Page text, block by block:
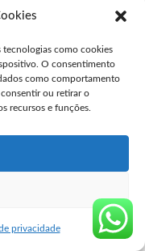
tecnologias como cookies
O consentimento
como comportamento
ou retirar o
recursos e funções.
privacidade